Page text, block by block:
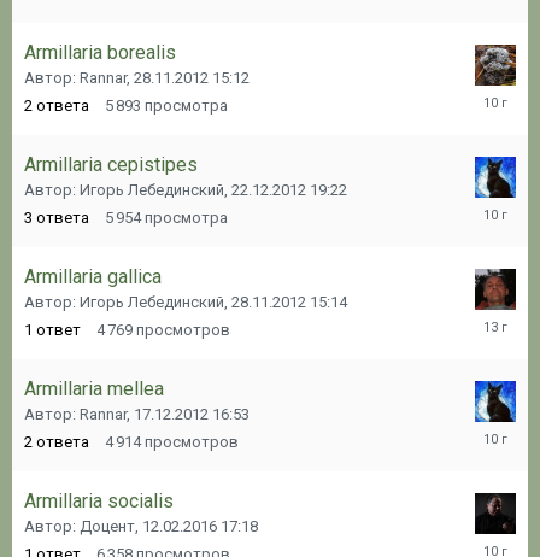
Armillaria borealis
Автор: Rannar, 28.11.2012 15:12
2 ответа 5 893 просмотра
Armillaria cepistipes
Автор: Игорь Лебединский, 22.12.2012 19:22
3 ответа 5 954 просмотра
Armillaria gallica
Автор: Игорь Лебединский, 28.11.2012 15:14
1 ответ 4 769 просмотров
Armillaria mellea
Автор: Rannar, 17.12.2012 16:53
2 ответа 4 914 просмотров
Armillaria socialis
Автор: Доцент, 12.02.2016 17:18